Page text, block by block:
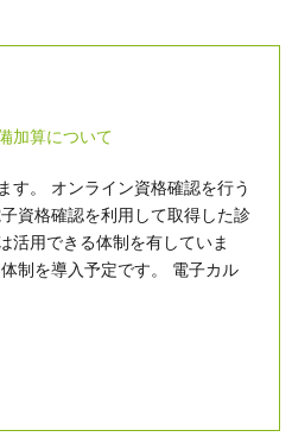
加算について
す。 オンライン資格確認を行う
資格確認を利用して取得した診
活用できる体制を有していま
制を導入予定です。 電子カル